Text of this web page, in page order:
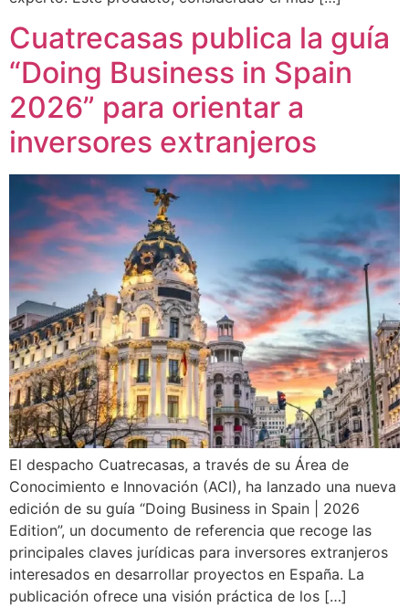
Cuatrecasas publica la guía
“Doing Business in Spain
2026” para orientar a
inversores extranjeros
El despacho Cuatrecasas, a través de su Área de
Conocimiento e Innovación (ACI), ha lanzado una nueva
edición de su guía “Doing Business in Spain | 2026
Edition”, un documento de referencia que recoge las
principales claves jurídicas para inversores extranjeros
interesados en desarrollar proyectos en España. La
publicación ofrece una visión práctica de los […]